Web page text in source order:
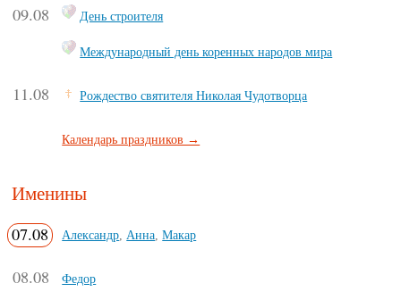
09.08 День строителя
Международный день коренных народов мира
11.08 Рождество святителя Николая Чудотворца
Календарь праздников →
Именины
07.08 Александр,Анна,Макар
08.08 Федор